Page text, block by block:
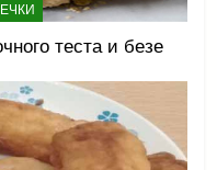
теста и безе